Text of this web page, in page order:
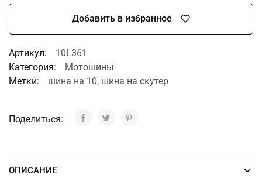
Добавить в избранное
l
t
e
a
i
v
Артикул:
10L361
Категория:
Мотошины
Метки:
шина на 10, шина на скутер
Поделиться:
ОПИСАНИЕ